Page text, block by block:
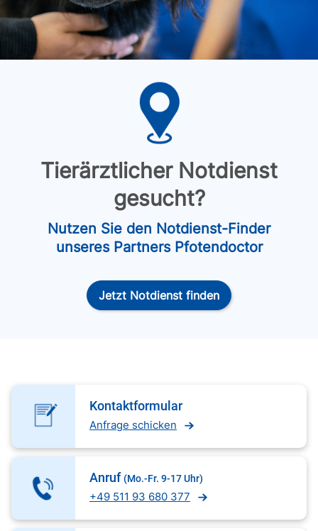
Tierärztlicher Notdienst
gesucht?
Nutzen Sie den Notdienst-Finder
unseres Partners Pfotendoctor
Jetzt Notdienst finden
Kontaktformular
Anfrage schicken
Anruf (Mo.-Fr. 9-17 Uhr)
+49 511 93 680 377